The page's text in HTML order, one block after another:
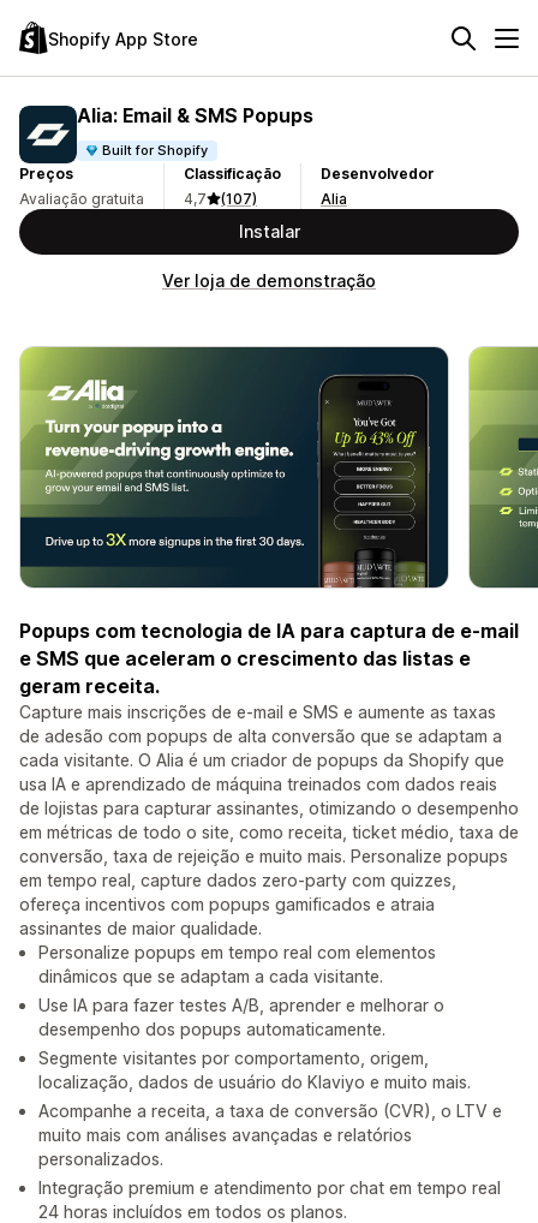
Shopify App Store
Alia: Email & SMS Popups
Built for Shopify
Preços
Avaliação gratuita
Classificação
4,7
(107)
Desenvolvedor
Alia
Instalar
Ver loja de demonstração
Popups com tecnologia de IA para captura de e-mail
e SMS que aceleram o crescimento das listas e
geram receita.
Capture mais inscrições de e-mail e SMS e aumente as taxas
de adesão com popups de alta conversão que se adaptam a
cada visitante. O Alia é um criador de popups da Shopify que
usa IA e aprendizado de máquina treinados com dados reais
de lojistas para capturar assinantes, otimizando o desempenho
em métricas de todo o site, como receita, ticket médio, taxa de
conversão, taxa de rejeição e muito mais. Personalize popups
em tempo real, capture dados zero-party com quizzes,
ofereça incentivos com popups gamificados e atraia
assinantes de maior qualidade.
Personalize popups em tempo real com elementos
dinâmicos que se adaptam a cada visitante.
Use IA para fazer testes A/B, aprender e melhorar o
desempenho dos popups automaticamente.
Segmente visitantes por comportamento, origem,
localização, dados de usuário do Klaviyo e muito mais.
Acompanhe a receita, a taxa de conversão (CVR), o LTV e
muito mais com análises avançadas e relatórios
personalizados.
Integração premium e atendimento por chat em tempo real
24 horas incluídos em todos os planos.